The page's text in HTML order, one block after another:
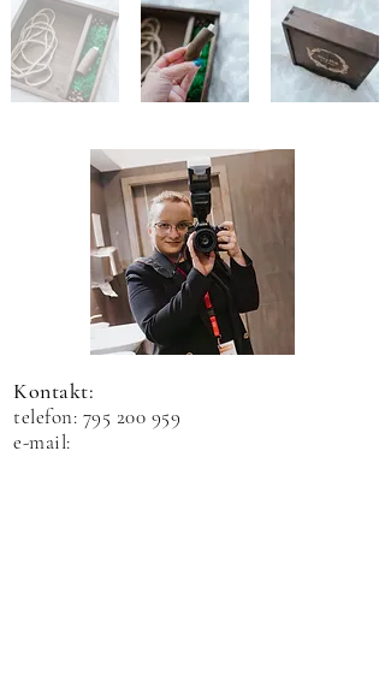
Kontakt:
telefon: 795 200 959
e-mail: